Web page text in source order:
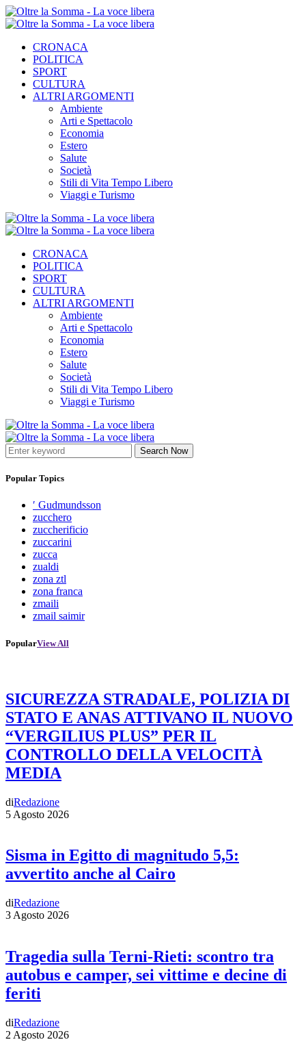
CRONACA
POLITICA
SPORT
CULTURA
ALTRI ARGOMENTI
Ambiente
Arti e Spettacolo
Economia
Estero
Salute
Società
Stili di Vita Tempo Libero
Viaggi e Turismo
CRONACA
POLITICA
SPORT
CULTURA
ALTRI ARGOMENTI
Ambiente
Arti e Spettacolo
Economia
Estero
Salute
Società
Stili di Vita Tempo Libero
Viaggi e Turismo
Search Now
Popular Topics
′ Gudmundsson
zucchero
zuccherificio
zuccarini
zucca
zualdi
zona ztl
zona franca
zmaili
zmail saimir
PopularView All
SICUREZZA STRADALE, POLIZIA DI
STATO E ANAS ATTIVANO IL NUOVO
“VERGILIUS PLUS” PER IL
CONTROLLO DELLA VELOCITÀ
MEDIA
diRedazione
5 Agosto 2026
Sisma in Egitto di magnitudo 5,5:
avvertito anche al Cairo
diRedazione
3 Agosto 2026
Tragedia sulla Terni-Rieti: scontro tra
autobus e camper, sei vittime e decine di
feriti
diRedazione
2 Agosto 2026